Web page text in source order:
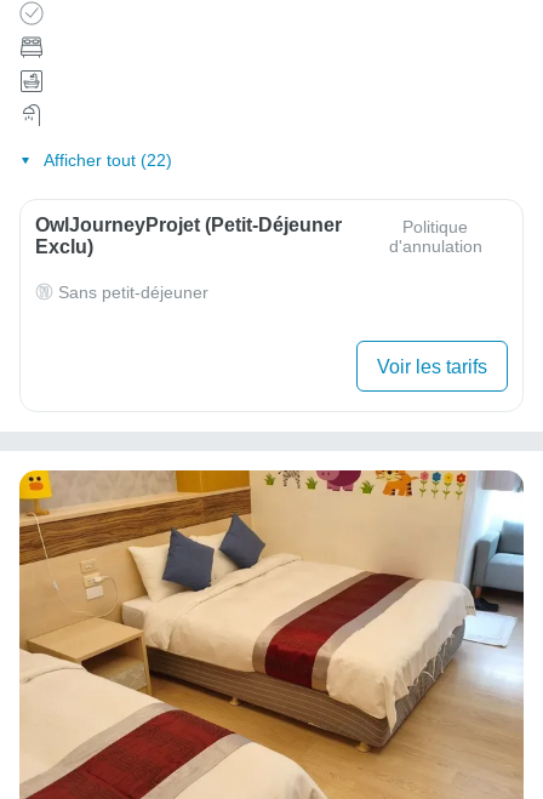
Afficher tout (22)
OwlJourneyProjet (petit-Déjeuner
Exclu)
Politique
d'annulation
Sans petit-déjeuner
Voir les tarifs